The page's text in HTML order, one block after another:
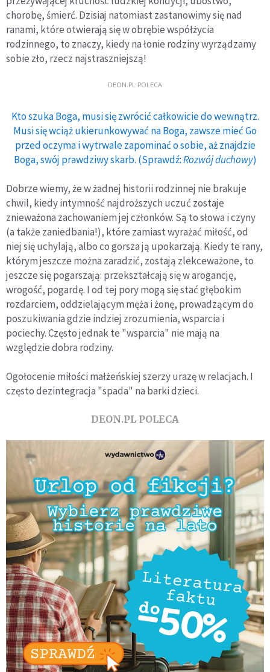
chorobę, śmierć. Dzisiaj natomiast zastanowimy się nad
ranami, które otwierają się w obrębie współżycia
rodzinnego, to znaczy, kiedy na łonie rodziny wyrządzamy
sobie zło, rzecz najstraszniejszą!
DEON.PL POLECA
Kto szuka Boga, musi się zwrócić całkowicie do wewnątrz.
Musi się wciąż ukierunkowywać na Boga, zawsze mieć Go
przed oczyma i wytrwale zapominać o sobie, aż znajdzie
Boga, swój prawdziwy skarb. (Sprawdź:Rozwój duchowy)
Dobrze wiemy, że w żadnej historii rodzinnej nie brakuje
chwil, kiedy intymność najdroższych uczuć zostaje
znieważona zachowaniem jej członków. Są to słowa i czyny
(a także zaniedbania!), które zamiast wyrażać miłość, od
niej się uchylają, albo co gorsza ją upokarzają. Kiedy te rany,
którym jeszcze można zaradzić, zostają zlekceważone, to
jeszcze się pogarszają: przekształcają się w arogancję,
wrogość, pogardę. I od tej pory mogą się stać głębokim
rozdarciem, oddzielającym męża i żonę, prowadzącym do
poszukiwania gdzie indziej zrozumienia, wsparcia i
pociechy. Często jednak te "wsparcia" nie mają na
względzie dobra rodziny.
Ogołocenie miłości małżeńskiej szerzy urazę w relacjach. I
często dezintegracja "spada" na barki dzieci.
DEON.PL POLECA